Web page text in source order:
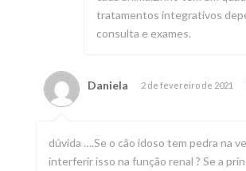
tratamentos integrativos
consulta e exames.
Daniela 2 de fevereiro de 2021
dúvida ….Se o cão idoso tem pedra na
interferir isso na função renal ? Se a